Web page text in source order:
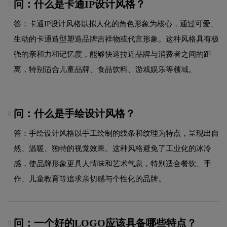
7. 问：什么是卡通IP设计风格？
答：卡通IP设计风格以拟人化的角色形象为核心，通过可爱、
生动的卡通造型塑造品牌吉祥物或代言形象。这种风格具有极
强的亲和力和记忆度，能够快速拉近品牌与消费者之间的距
离，特别适合儿童品牌、食品饮料、游戏娱乐等领域。
8. 问：什么是手绘设计风格？
答：手绘设计风格以手工绘制的线条和纹理为特点，呈现出自
然、温暖、独特的视觉效果。这种风格避免了工业化的冰冷
感，使品牌形象更具人情味和艺术气息，特别适合餐饮、手
作、儿童教育等追求亲切感与个性化的品牌。
9. 问：一个好的LOGO应该具备哪些特点？